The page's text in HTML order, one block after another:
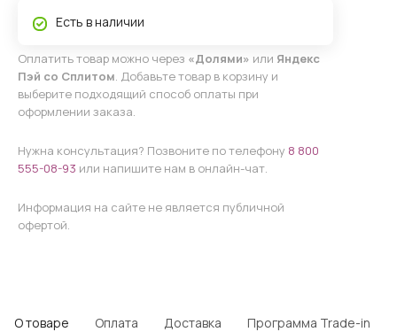
Есть в наличии
Оплатить товар можно через «Долями» или Яндекс
Пэй со Сплитом. Добавьте товар в корзину и
выберите подходящий способ оплаты при
оформлении заказа.
Нужна консультация? Позвоните по телефону 8 800
555-08-93 или напишите нам в онлайн-чат.
Информация на сайте не является публичной
офертой.
О товаре Оплата Доставка Программа Trade-in